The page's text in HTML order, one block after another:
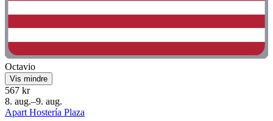
Octavio
Vis mindre
567 kr
8. aug.–9. aug.
Apart Hostería Plaza